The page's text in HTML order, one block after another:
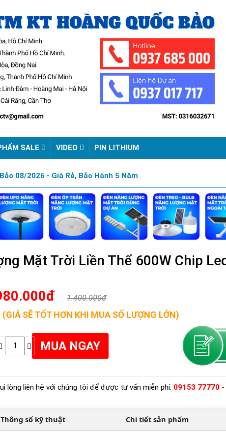
SALE VIDEO PIN LITHIUM
08/2026 - Giá Rẻ, Bảo Hành 5 Năm
Mặt Trời Liền Thể 600W Chip
1.400.000đ
(GIÁ SẼ TỐT HƠN KHI MUA SỐ LƯỢNG LỚN)
lòng liên hệ với chúng tôi để được tư vấn miễn phí: 09153 77770
Thông số kỹ thuật Chi tiết sản phẩm